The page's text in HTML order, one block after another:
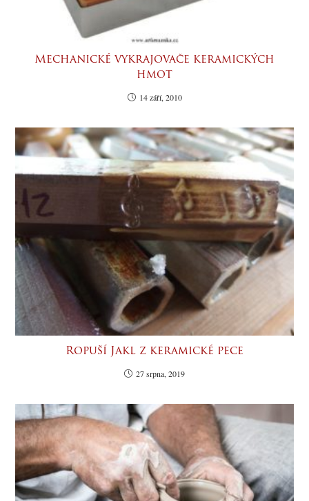
Mechanické vykrajovače keramických
hmot
14 září, 2010
Ropuší Jakl z keramické pece
27 srpna, 2019